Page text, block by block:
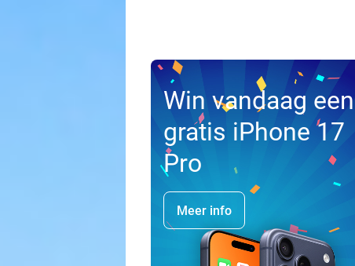
Win vandaag een
gratis iPhone 17
Pro
Meer info